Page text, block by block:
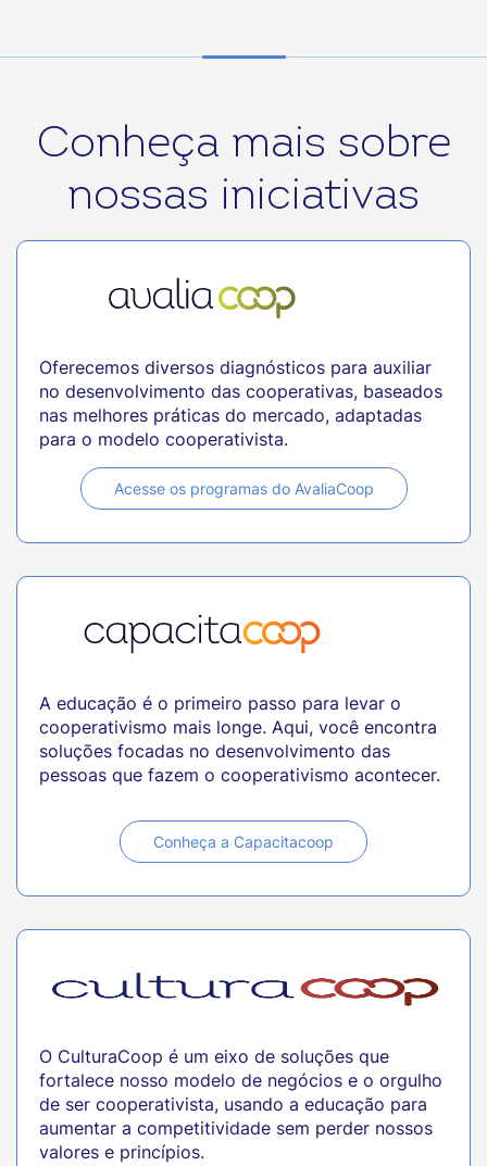
Conheça mais sobre
nossas iniciativas
Oferecemos diversos diagnósticos para auxiliar
no desenvolvimento das cooperativas, baseados
nas melhores práticas do mercado, adaptadas
para o modelo cooperativista.
Acesse os programas do AvaliaCoop
A educação é o primeiro passo para levar o
cooperativismo mais longe. Aqui, você encontra
soluções focadas no desenvolvimento das
pessoas que fazem o cooperativismo acontecer.
Conheça a Capacitacoop
O CulturaCoop é um eixo de soluções que
fortalece nosso modelo de negócios e o orgulho
de ser cooperativista, usando a educação para
aumentar a competitividade sem perder nossos
valores e princípios.